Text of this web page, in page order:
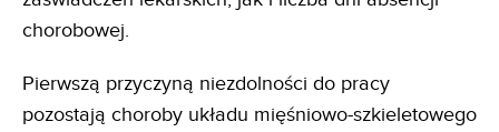
chorobowej.
Pierwszą przyczyną niezdolności do pracy
pozostają choroby układu mięśniowo-szkieletowego